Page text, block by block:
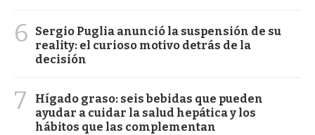
6
Sergio Puglia anunció la suspensión de su
reality: el curioso motivo detrás de la
decisión
7
Hígado graso: seis bebidas que pueden
ayudar a cuidar la salud hepática y los
hábitos que las complementan